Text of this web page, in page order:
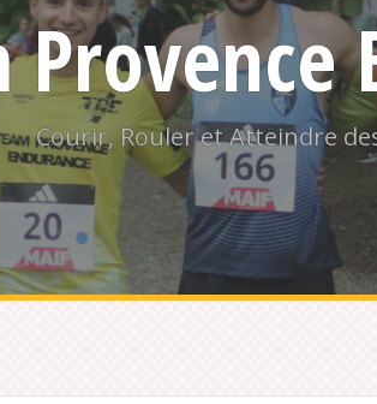
Provence
Courir, Rouler et Atteindre